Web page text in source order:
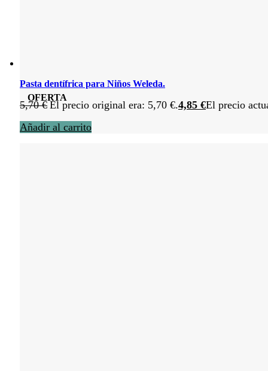
OFERTA
Pasta dentífrica para Niños Weleda.
5,70€ El precio original era: 5,70 €.4,85 €El precio
Añadir al carrito